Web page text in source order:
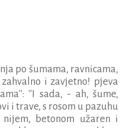
po šumama, ravnicama,
i zavjetno! pjeva
''I sada, - ah, šume,
i trave, s rosom u pazuhu
betonom užaren i